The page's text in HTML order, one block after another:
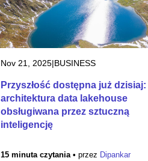
Nov 21, 2025|BUSINESS
Przyszłość dostępna już dzisiaj:
architektura data lakehouse
obsługiwana przez sztuczną
inteligencję
15 minuta czytania • przez Dipankar